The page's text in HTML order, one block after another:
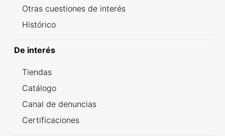
Otras cuestiones de interés
Histórico
De interés
Tiendas
Catálogo
Canal de denuncias
Certificaciones